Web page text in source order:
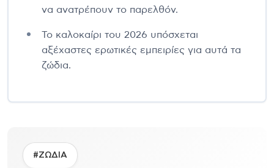
να ανατρέπουν το παρελθόν.
Το καλοκαίρι του 2026 υπόσχεται
αξέχαστες ερωτικές εμπειρίες για αυτά τα
ζώδια.
#ΖΩΔΙΑ